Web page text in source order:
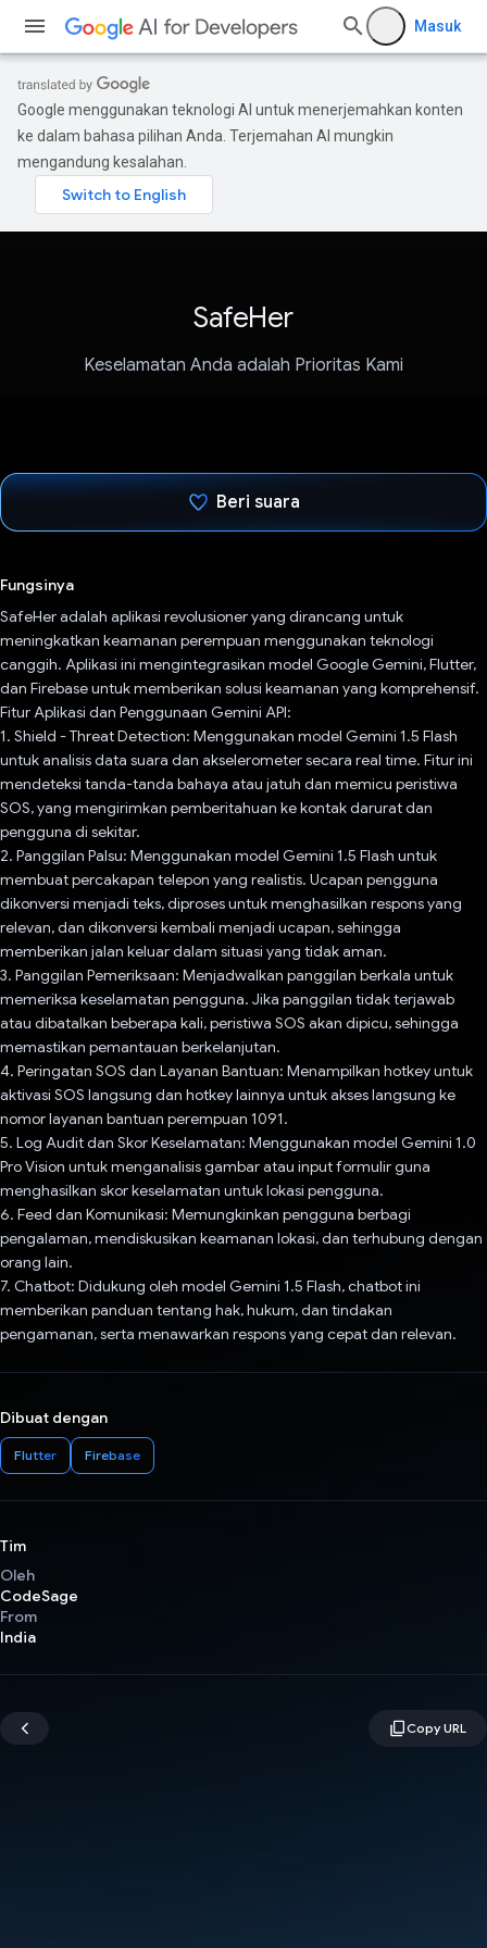
Masuk
Google menggunakan teknologi AI untuk menerjemahkan konten
ke dalam bahasa pilihan Anda. Terjemahan AI mungkin
mengandung kesalahan.
SafeHer
Keselamatan Anda adalah Prioritas Kami
Beri suara
Fungsinya
SafeHer adalah aplikasi revolusioner yang dirancang untuk
meningkatkan keamanan perempuan menggunakan teknologi
canggih. Aplikasi ini mengintegrasikan model Google Gemini, Flutter,
dan Firebase untuk memberikan solusi keamanan yang komprehensif.
Fitur Aplikasi dan Penggunaan Gemini API:
1. Shield - Threat Detection: Menggunakan model Gemini 1.5 Flash
untuk analisis data suara dan akselerometer secara real time. Fitur ini
mendeteksi tanda-tanda bahaya atau jatuh dan memicu peristiwa
SOS, yang mengirimkan pemberitahuan ke kontak darurat dan
pengguna di sekitar.
2. Panggilan Palsu: Menggunakan model Gemini 1.5 Flash untuk
membuat percakapan telepon yang realistis. Ucapan pengguna
dikonversi menjadi teks, diproses untuk menghasilkan respons yang
relevan, dan dikonversi kembali menjadi ucapan, sehingga
memberikan jalan keluar dalam situasi yang tidak aman.
3. Panggilan Pemeriksaan: Menjadwalkan panggilan berkala untuk
memeriksa keselamatan pengguna. Jika panggilan tidak terjawab
atau dibatalkan beberapa kali, peristiwa SOS akan dipicu, sehingga
memastikan pemantauan berkelanjutan.
4. Peringatan SOS dan Layanan Bantuan: Menampilkan hotkey untuk
aktivasi SOS langsung dan hotkey lainnya untuk akses langsung ke
nomor layanan bantuan perempuan 1091.
5. Log Audit dan Skor Keselamatan: Menggunakan model Gemini 1.0
Pro Vision untuk menganalisis gambar atau input formulir guna
menghasilkan skor keselamatan untuk lokasi pengguna.
6. Feed dan Komunikasi: Memungkinkan pengguna berbagi
pengalaman, mendiskusikan keamanan lokasi, dan terhubung dengan
orang lain.
7. Chatbot: Didukung oleh model Gemini 1.5 Flash, chatbot ini
memberikan panduan tentang hak, hukum, dan tindakan
pengamanan, serta menawarkan respons yang cepat dan relevan.
Dibuat dengan
Flutter Firebase
Tim
Oleh
CodeSage
From
India